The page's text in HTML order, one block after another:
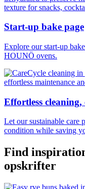
Start-up bake page
Explore our start-up
HOUNÖ ovens.
Effortless
Let our sustainable care
condition while saving
Find
opskrifter